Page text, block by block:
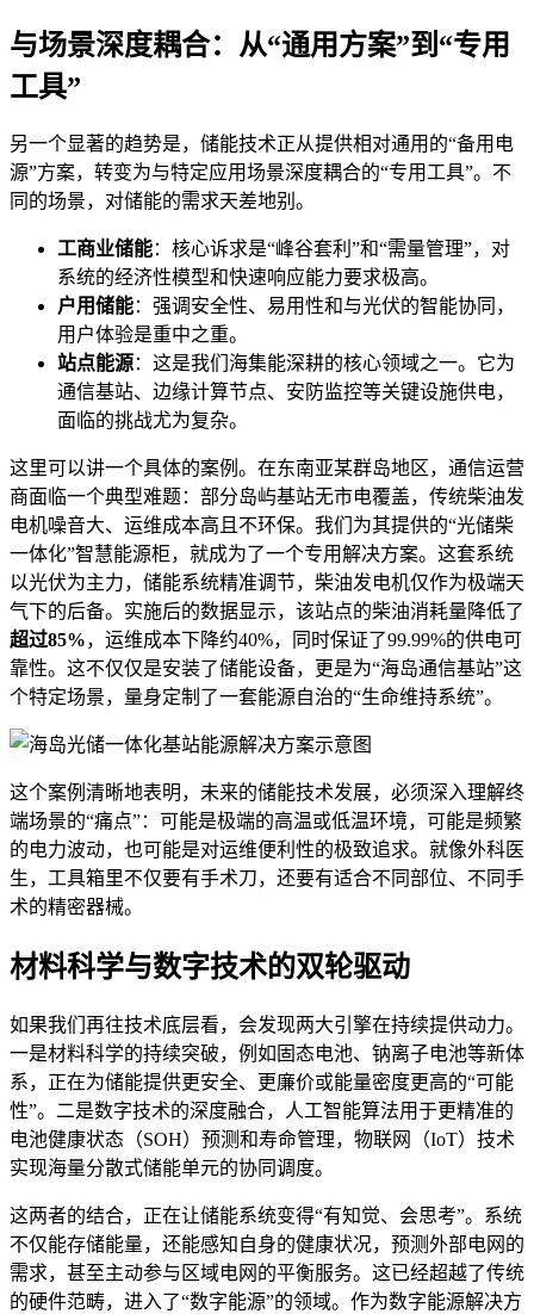
与场景深度耦合：从“通用方案”到“专用
工具”
另一个显著的趋势是，储能技术正从提供相对通用的“备用电
源”方案，转变为与特定应用场景深度耦合的“专用工具”。不
同的场景，对储能的需求天差地别。
工商业储能：核心诉求是“峰谷套利”和“需量管理”，对
系统的经济性模型和快速响应能力要求极高。
户用储能：强调安全性、易用性和与光伏的智能协同，
用户体验是重中之重。
站点能源：这是我们海集能深耕的核心领域之一。它为
通信基站、边缘计算节点、安防监控等关键设施供电，
面临的挑战尤为复杂。
这里可以讲一个具体的案例。在东南亚某群岛地区，通信运营
商面临一个典型难题：部分岛屿基站无市电覆盖，传统柴油发
电机噪音大、运维成本高且不环保。我们为其提供的“光储柴
一体化”智慧能源柜，就成为了一个专用解决方案。这套系统
以光伏为主力，储能系统精准调节，柴油发电机仅作为极端天
气下的后备。实施后的数据显示，该站点的柴油消耗量降低了
超过85%，运维成本下降约40%，同时保证了99.99%的供电可
靠性。这不仅仅是安装了储能设备，更是为“海岛通信基站”这
个特定场景，量身定制了一套能源自治的“生命维持系统”。
这个案例清晰地表明，未来的储能技术发展，必须深入理解终
端场景的“痛点”：可能是极端的高温或低温环境，可能是频繁
的电力波动，也可能是对运维便利性的极致追求。就像外科医
生，工具箱里不仅要有手术刀，还要有适合不同部位、不同手
术的精密器械。
材料科学与数字技术的双轮驱动
如果我们再往技术底层看，会发现两大引擎在持续提供动力。
一是材料科学的持续突破，例如固态电池、钠离子电池等新体
系，正在为储能提供更安全、更廉价或能量密度更高的“可能
性”。二是数字技术的深度融合，人工智能算法用于更精准的
电池健康状态（SOH）预测和寿命管理，物联网（IoT）技术
实现海量分散式储能单元的协同调度。
这两者的结合，正在让储能系统变得“有知觉、会思考”。系统
不仅能存储能量，还能感知自身的健康状况，预测外部电网的
需求，甚至主动参与区域电网的平衡服务。这已经超越了传统
的硬件范畴，进入了“数字能源”的领域。作为数字能源解决方